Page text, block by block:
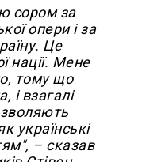
сором за
опери і за
Це
нації. Мене
тому що
і взагалі
українські
– сказав